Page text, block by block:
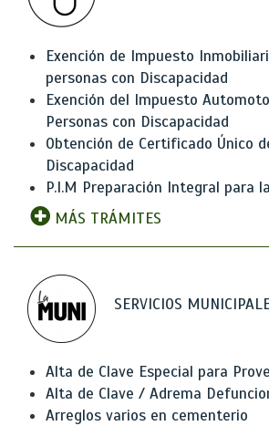
Exención de Impuesto
personas con Discapacidad
Exención del Impuesto
Personas con Discapacidad
Obtención de Certificado Único
Discapacidad
P.I.M Preparación Integral para
MÁS TRÁMITES
SERVICIOS
Alta de Clave Especial para
Alta de Clave / Adrema
Arreglos varios en cementerio